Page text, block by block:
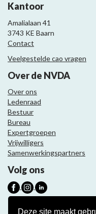
Deze site maakt
Kantoor
Amalialaan 41
3743 KE Baarn
Contact
Veelgestelde cao vragen
Over de NVDA
Over ons
Ledenraad
Bestuur
Bureau
Expertgroepen
Vrijwilligers
Samenwerkingspartners
Volg ons
Nieuwsbrief